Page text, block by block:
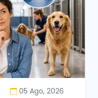
05 Ago, 2026